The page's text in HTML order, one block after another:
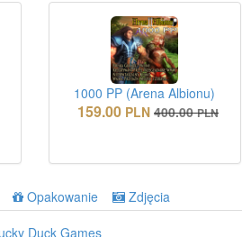
1000 PP (Arena Albionu)
159.00 PLN 400.00 PLN
Opakowanie
Zdjęcia
Duck Games